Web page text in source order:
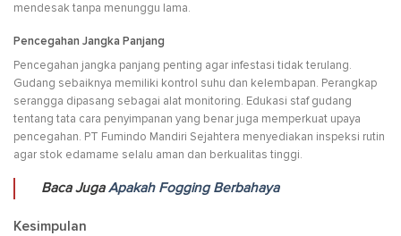
mendesak tanpa menunggu lama.
Pencegahan Jangka Panjang
Pencegahan jangka panjang penting agar infestasi tidak terulang.
Gudang sebaiknya memiliki kontrol suhu dan kelembapan. Perangkap
serangga dipasang sebagai alat monitoring. Edukasi staf gudang
tentang tata cara penyimpanan yang benar juga memperkuat upaya
pencegahan. PT Fumindo Mandiri Sejahtera menyediakan inspeksi rutin
agar stok edamame selalu aman dan berkualitas tinggi.
Baca JugaApakah Fogging Berbahaya
Kesimpulan